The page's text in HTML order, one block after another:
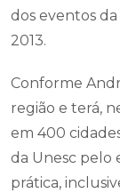
dos eventos
2013.
Conforme
região e terá,
em 400
da Unesc pelo
prática,